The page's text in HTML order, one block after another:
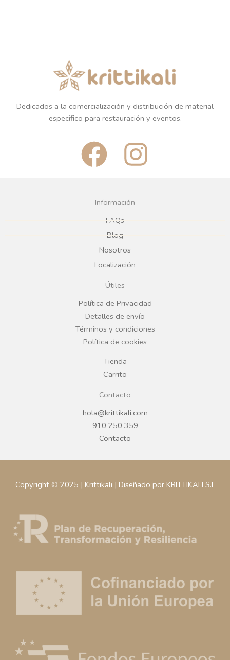
Dedicados a la comercialización y distribución de material
especifico para restauración y eventos.
F
a
c
e
b
o
o
k
I
n
g
r
a
Información
FAQs
Blog
Nosotros
Localización
Útiles
Política de Privacidad
Detalles de envío
Términos y condiciones
Política de cookies
Tienda
Carrito
Contacto
hola@krittikali.com
910 250 359
Contacto
Copyright © 2025 | Krittikali | Diseñado por KRITTIKALI S.L